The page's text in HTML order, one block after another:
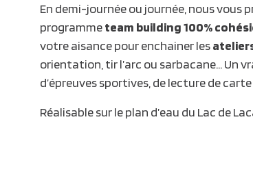
En demi-journée ou journée, nous vous
programmeteam building 100%
votre aisance pour enchainer les
orientation, tir l’arc ou sarbacane… Un
d’épreuves sportives, de lecture de carte
Réalisable sur le plan d’eau du Lac de